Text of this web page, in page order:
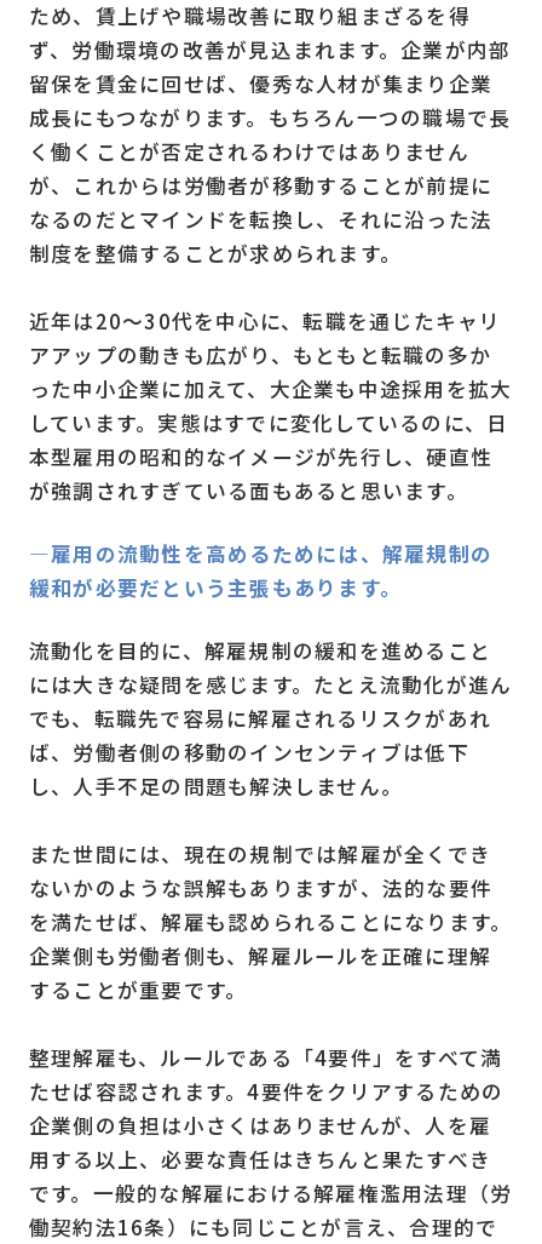
ため、賃上げや職場改善に取り組まざるを得
ず、労働環境の改善が見込まれます。企業が内部
留保を賃金に回せば、優秀な人材が集まり企業
成長にもつながります。もちろん一つの職場で長
く働くことが否定されるわけではありません
が、これからは労働者が移動することが前提に
なるのだとマインドを転換し、それに沿った法
制度を整備することが求められます。
近年は20～30代を中心に、転職を通じたキャリ
アアップの動きも広がり、もともと転職の多か
った中小企業に加えて、大企業も中途採用を拡大
しています。実態はすでに変化しているのに、日
本型雇用の昭和的なイメージが先行し、硬直性
が強調されすぎている面もあると思います。
―雇用の流動性を高めるためには、解雇規制の
緩和が必要だという主張もあります。
流動化を目的に、解雇規制の緩和を進めること
には大きな疑問を感じます。たとえ流動化が進ん
でも、転職先で容易に解雇されるリスクがあれ
ば、労働者側の移動のインセンティブは低下
し、人手不足の問題も解決しません。
また世間には、現在の規制では解雇が全くでき
ないかのような誤解もありますが、法的な要件
を満たせば、解雇も認められることになります。
企業側も労働者側も、解雇ルールを正確に理解
することが重要です。
整理解雇も、ルールである「4要件」をすべて満
たせば容認されます。4要件をクリアするための
企業側の負担は小さくはありませんが、人を雇
用する以上、必要な責任はきちんと果たすべき
です。一般的な解雇における解雇権濫用法理（労
働契約法16条）にも同じことが言え、合理的で